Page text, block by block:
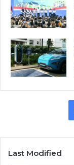
Last Modified